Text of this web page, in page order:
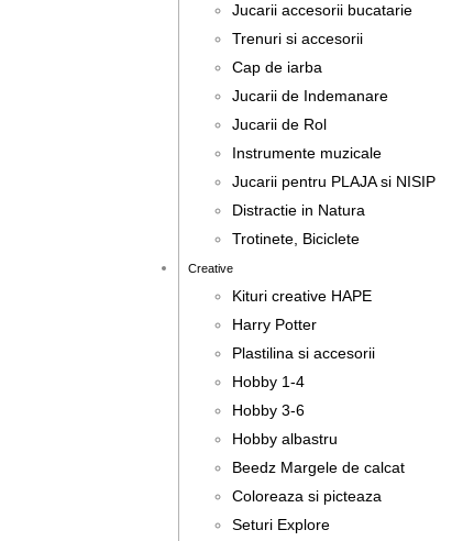
Jucarii accesorii bucatarie
Trenuri si accesorii
Cap de iarba
Jucarii de Indemanare
Jucarii de Rol
Instrumente muzicale
Jucarii pentru PLAJA si NISIP
Distractie in Natura
Trotinete, Biciclete
Creative
Kituri creative HAPE
Harry Potter
Plastilina si accesorii
Hobby 1-4
Hobby 3-6
Hobby albastru
Beedz Margele de calcat
Coloreaza si picteaza
Seturi Explore